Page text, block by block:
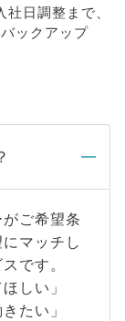
社日調整まで、
ックアップ
ご希望条
マッチし
です。
しい」
たい」